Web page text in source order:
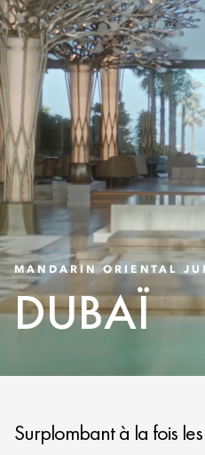
MANDARIN ORIENTAL
DUBAÏ
Surplombant à la fois